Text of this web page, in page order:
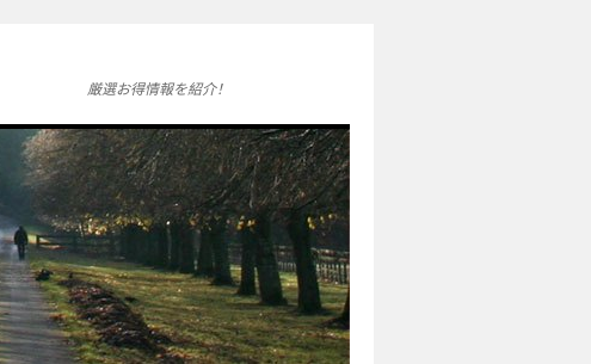
厳選お得情報を紹介！